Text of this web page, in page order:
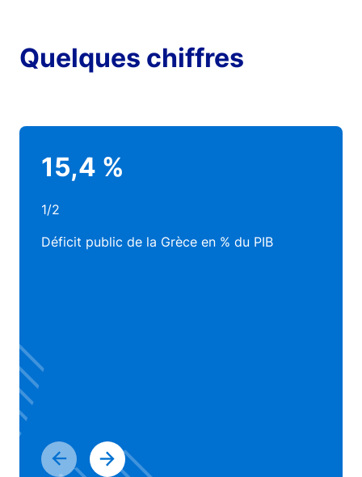
Quelques chiffres
15,4 %
1/2
Déficit public de la Grèce en % du PIB